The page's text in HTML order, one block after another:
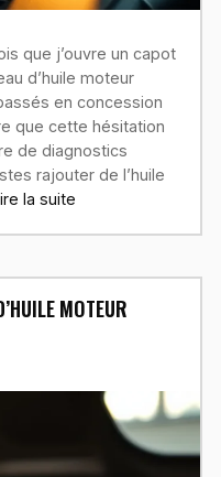
que j’ouvre un capot
d’huile moteur
en concession
que cette hésitation
de diagnostics
rajouter de l’huile
la suite
MOTEUR